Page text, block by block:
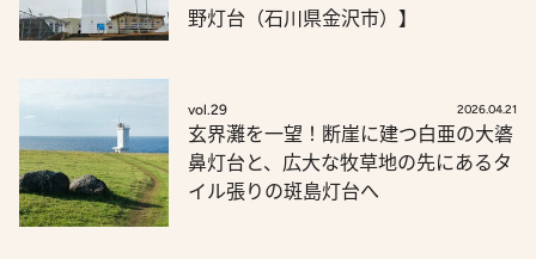
野灯台（石川県金沢市）】
vol.29 2026.04.21
玄界灘を一望！断崖に建つ白亜の大碆
鼻灯台と、広大な牧草地の先にあるタ
イル張りの斑島灯台へ